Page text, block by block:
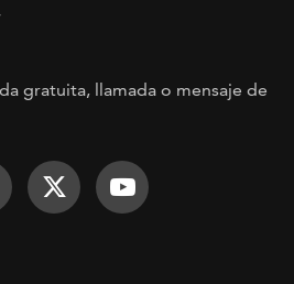
gratuita, llamada o mensaje de
on Facebook
TOGETHER on
Face It TOGETHER on
Face ItFace It